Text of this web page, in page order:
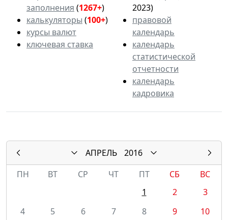
заполнения (1267+)
калькуляторы (100+)
курсы валют
ключевая ставка
2023)
правовой
календарь
календарь
статистической
отчетности
календарь
кадровика
АПРЕЛЬ
2016
ПН
ВТ СР ЧТ ПТ СБ
ВС
1
2
3
4
5 6 7 8 9
10